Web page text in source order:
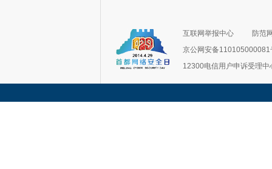
互联网举报中心
防范
京公网安备110105000081
12300电信用户申诉受理中